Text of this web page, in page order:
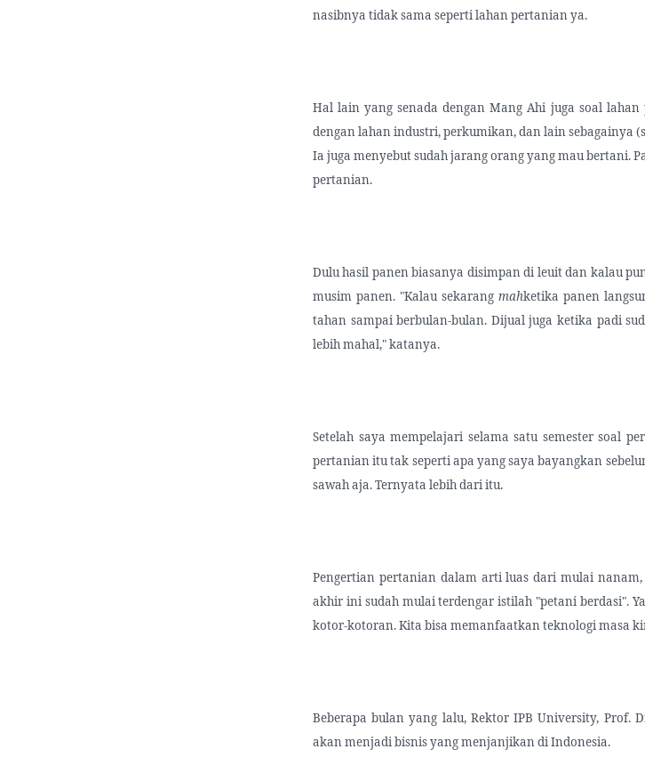
nasibnya tidak sama seperti lahan pertanian ya.
Hal lain yang senada dengan Mang Ahi juga soal
dengan lahan industri, perkumikan, dan lain sebagainya
Ia juga menyebut sudah jarang orang yang mau bertani.
pertanian.
Dulu hasil panen biasanya disimpan di leuit dan kalau
musim panen. "Kalau sekarang mahketika panen
tahan sampai berbulan-bulan. Dijual juga ketika padi
lebih mahal," katanya.
Setelah saya mempelajari selama satu semester soal
pertanian itu tak seperti apa yang saya bayangkan
sawah aja. Ternyata lebih dari itu.
Pengertian pertanian dalam arti luas dari mulai
akhir ini sudah mulai terdengar istilah "petani berdasi".
kotor-kotoran. Kita bisa memanfaatkan teknologi masa
Beberapa bulan yang lalu, Rektor IPB University, Prof.
akan menjadi bisnis yang menjanjikan di Indonesia.